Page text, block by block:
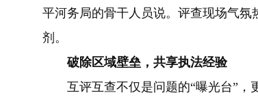
平河务局的骨干人员说。评查现场气氛
剂。
破除区域壁垒，共享执法经验
互评互查不仅是问题的“曝光台”，